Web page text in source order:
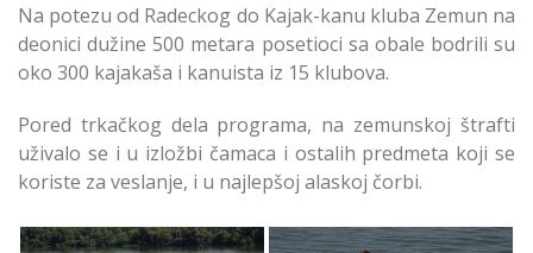
Na potezu od Radeckog do Kajak-kanu kluba Zemun na
deonici dužine 500 metara posetioci sa obale bodrili su
oko 300 kajakaša i kanuista iz 15 klubova.
Pored trkačkog dela programa, na zemunskoj štrafti
uživalo se i u izložbi čamaca i ostalih predmeta koji se
koriste za veslanje, i u najlepšoj alaskoj čorbi.